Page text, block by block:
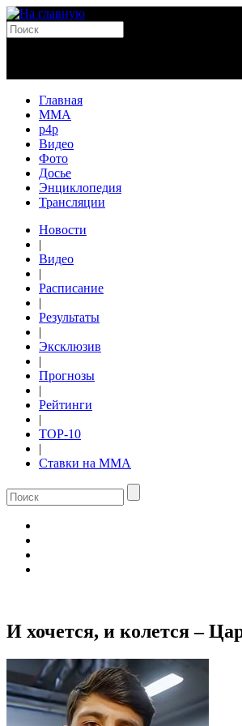
Главная
MMA
p4p
Видео
Фото
Досье
Энциклопедия
Трансляции
Новости
|
Видео
|
Расписание
|
Результаты
|
Эксклюзив
|
Прогнозы
|
Рейтинги
|
TOP-10
|
Ставки на ММА
И хочется, и колется –